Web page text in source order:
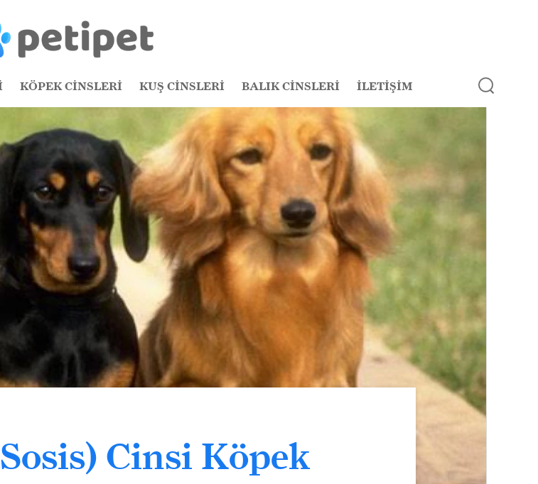
KÖPEK CİNSLERİ KUŞ CİNSLERİ BALIK CİNSLERİ İLETİŞİM
Cinsi Köpek